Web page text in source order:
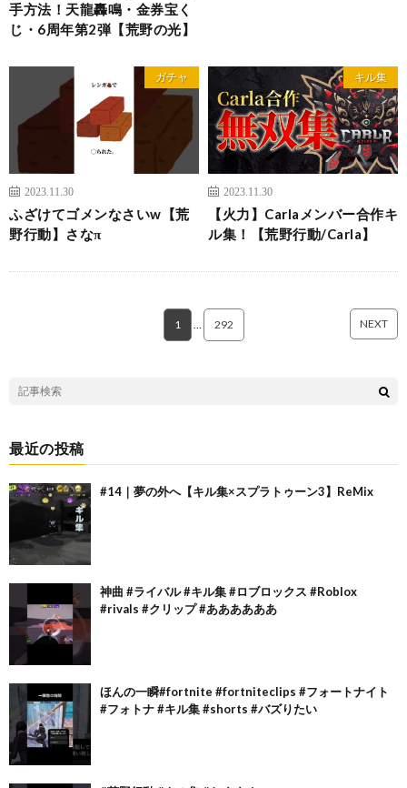
手方法！天龍轟鳴・金券宝く
じ・6周年第2弾【荒野の光】
ガチャ
2023.11.30
ふざけてゴメンなさいw【荒
野行動】さなπ
キル集
2023.11.30
【火力】Carlaメンバー合作キ
ル集！【荒野行動/Carla】
1 292 NEXT
最近の投稿
#14｜夢の外へ【キル集×スプラトゥーン3】ReMix
神曲 #ライバル #キル集 #ロブロックス #Roblox
#rivals #クリップ #ああああああ
ほんの一瞬#fortnite #fortniteclips #フォートナイト
#フォトナ #キル集 #shorts #バズりたい